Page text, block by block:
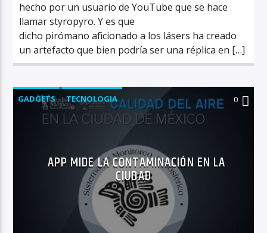
hecho por un usuario de YouTube que se hace
llamar styropyro. Y es que
dicho pirómano aficionado a los lásers ha creado
un artefacto que bien podría ser una réplica en […]
GADGETS TECNOLOGIA 0
APP MIDE LA CONTAMINACIÓN EN LA
CIUDAD